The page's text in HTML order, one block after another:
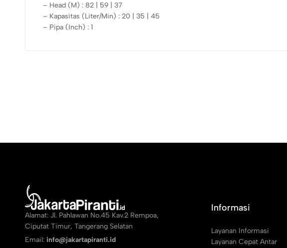
– Head (M) : 82 | 59 | 37
– Kapasitas (Liter/Min) : 20 | 35 | 45
– Pipa (Inch) : 1
Alamat: Jl. Pahlawan No.45 Kav.2 Rempoa,
Ciputat Timur, Tangerang Selatan
Email: info@jakartapiranti.id
Informasi
Layanan Informasi
Layanan Cepat Antar